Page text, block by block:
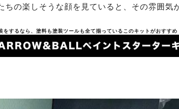
ちの楽しそうな顔を見ていると、その雰囲気
するなら、塗料も塗装ツールも全て揃っているこのキットがおすすめ